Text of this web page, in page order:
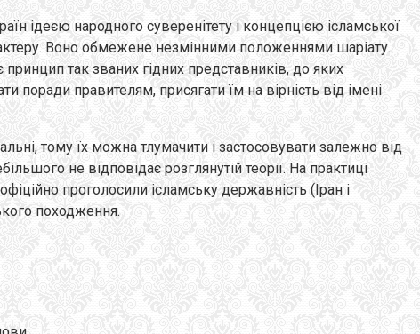
ідеєю народного суверенітету і концепцією ісламської
Воно обмежене незмінними положеннями шаріату.
так званих гідних представників, до яких
поради правителям, присягати їм на вірність від імені
тому їх можна тлумачити і застосовувати залежно від
не відповідає розглянутій теорії. На практиці
проголосили ісламську державність (Іран і
походження.